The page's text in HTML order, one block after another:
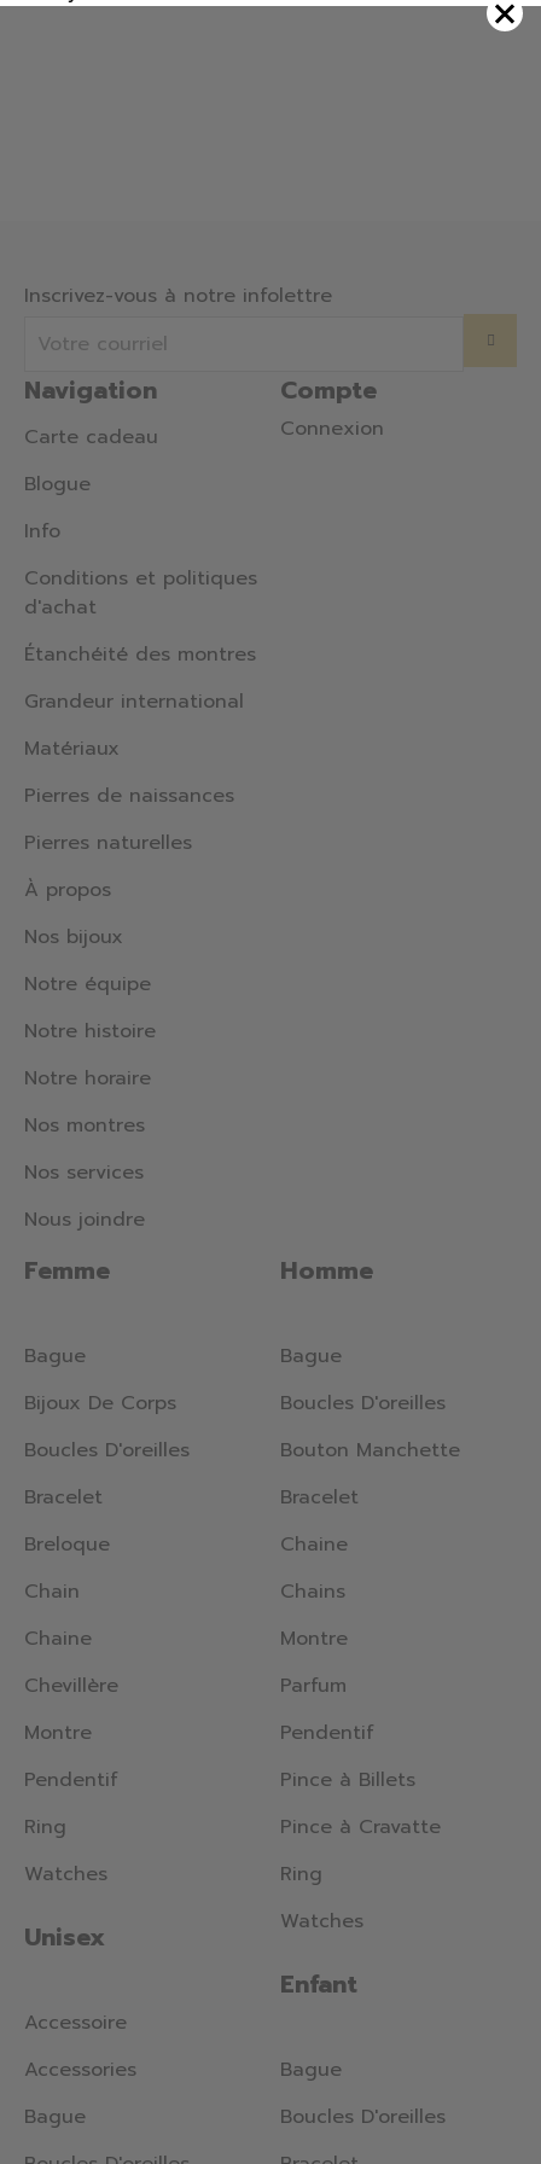
Femme
Bague
Bijoux De Corps
Boucles D'oreilles
Bracelet
Breloque
Chain
Chaine
Chevillère
Montre
Pendentif
Ring
Watches
Unisex
Accessoire
Accessories
Bague
Homme
Bague
Boucles D'oreilles
Bouton Manchette
Bracelet
Chaine
Chains
Montre
Parfum
Pendentif
Pince à Billets
Pince à Cravatte
Ring
Watches
Enfant
Bague
Boucles D'oreilles
Navigation
Carte cadeau
Blogue
Info
Conditions et politiques
d'achat
Étanchéité des montres
Grandeur international
Matériaux
Pierres de naissances
Pierres naturelles
À propos
Nos bijoux
Notre équipe
Notre histoire
Notre horaire
Nos montres
Nos services
Nous joindre
Compte
Connexion
Inscrivez-vous à notre infolettre